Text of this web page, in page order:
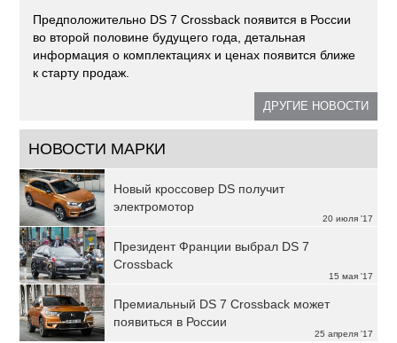
Предположительно DS 7 Crossback появится в России
во второй половине будущего года, детальная
информация о комплектациях и ценах появится ближе
к старту продаж.
ДРУГИЕ НОВОСТИ
НОВОСТИ МАРКИ
20 июля '17
Новый кроссовер DS получит
электромотор
15 мая '17
Президент Франции выбрал DS 7
Crossback
25 апреля '17
Премиальный DS 7 Crossback может
появиться в России